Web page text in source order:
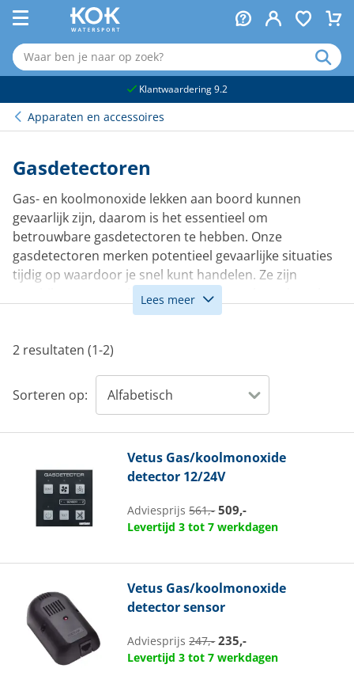
Klantwaardering 9.2
Apparaten en accessoires
Gasdetectoren
Gas- en koolmonoxide lekken aan boord kunnen
gevaarlijk zijn, daarom is het essentieel om
betrouwbare gasdetectoren te hebben. Onze
gasdetectoren merken potentieel gevaarlijke situaties
tijdig op waardoor je snel kunt handelen. Ze zijn
geschikt voor verschillende ruimtes aan boord, zoals
de kajuit, kombuis of motorruimte.
Lees meer
2 resultaten (1-2)
Sorteren op:
Vetus Gas/koolmonoxide
detector 12/24V
Adviesprijs561,- 509,-
Levertijd 3 tot 7 werkdagen
Vetus Gas/koolmonoxide
detector sensor
Adviesprijs247,- 235,-
Levertijd 3 tot 7 werkdagen